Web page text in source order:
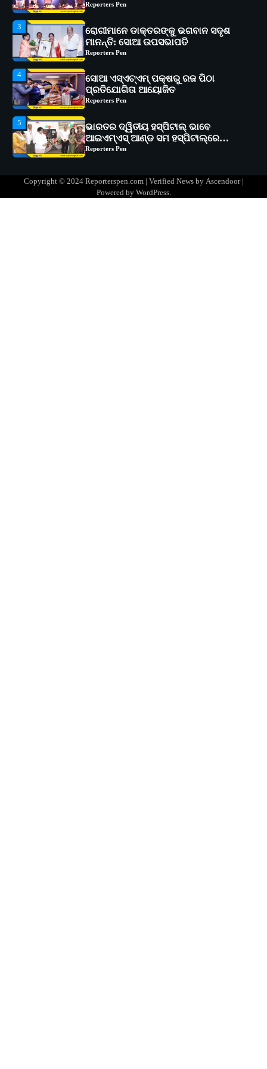
Reporters Pen
4
ସୋଆ ଏସ୍‌ଏଚ୍‌ଏମ୍ ପକ୍ଷରୁ ରଜ ପିଠା
ପ୍ରତିଯୋଗିତା ଆୟୋଜିତ
Reporters Pen
5
ଭାରତର ଦ୍ୱିତୀୟ ହସ୍ପିଟାଲ୍ ଭାବେ
ଆଇଏମ୍‌ଏସ୍ ଆଣ୍ଡ ସମ ହସ୍ପିଟାଲ୍‌ରେ
ଅତ୍ୟାଧୁନିକ ଡିଜିସ୍କାନର ସ୍ଥାପନ
Reporters Pen
1
ସୋଆ ପକ୍ଷରୁ ରାୱେ କାର୍ଯ୍ୟକ୍ରମ ଅଧୀନରେ
୧୧ଟି ଗ୍ରାମରେ ୧୬ଟି କୃଷକ ପ୍ରଶିକ୍ଷଣ
କାର୍ଯ୍ୟକ୍ରମ ଆୟୋଜିତ
Reporters Pen
ସୋଆର ୨୦ତମ ପ୍ରତିଷ୍ଠା ଦିବସରେ
ବିଶ୍ୱବିଦ୍ୟାଳୟର ସଫଳତା, ଉତ୍କର୍ଷତା ଓ
Copyright © 2024 Reporterspen.com | Verified News by Ascendoor|
Powered by WordPress.